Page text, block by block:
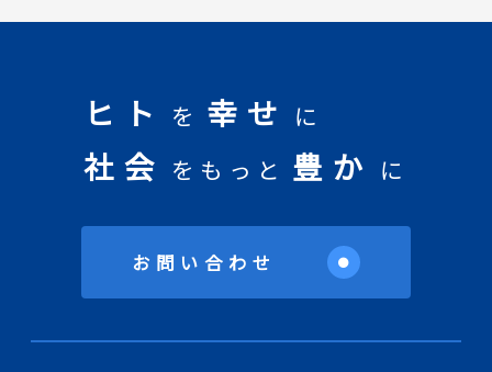
ヒト を 幸せ に
社会 をもっと 豊か に
お問い合わせ ●